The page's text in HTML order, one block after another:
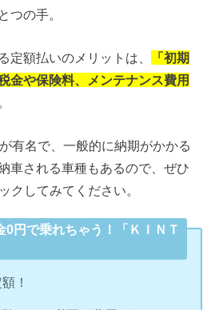
つの手。
定額払いのメリットは、
「初期
金や保険料、メンテナンス費用
が有名で、一般的に納期がかかる
車される車種もあるので、ぜひ
クしてみてください。
0円で乗れちゃう！「ＫＩＮＴ
！